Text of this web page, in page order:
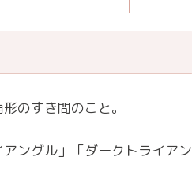
のすき間のこと。
ングル」「ダークトライアン